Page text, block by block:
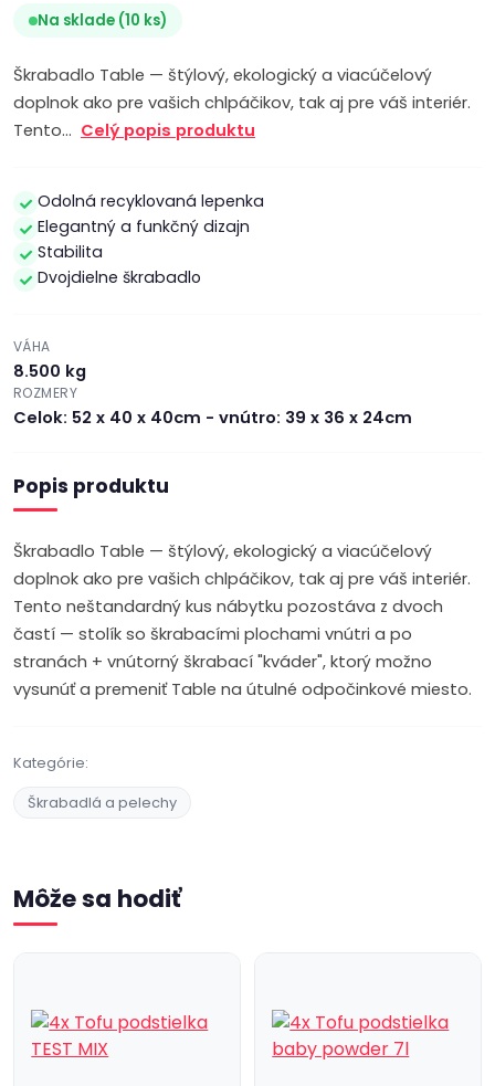
Na sklade (10 ks)
Škrabadlo Table — štýlový, ekologický a viacúčelový
doplnok ako pre vašich chlpáčikov, tak aj pre váš interiér.
Tento… Celý popis produktu
Odolná recyklovaná lepenka
Elegantný a funkčný dizajn
Stabilita
Dvojdielne škrabadlo
VÁHA
8.500 kg
ROZMERY
Celok: 52 x 40 x 40cm - vnútro: 39 x 36 x 24cm
Popis produktu
Škrabadlo Table — štýlový, ekologický a viacúčelový
doplnok ako pre vašich chlpáčikov, tak aj pre váš interiér.
Tento neštandardný kus nábytku pozostáva z dvoch
častí — stolík so škrabacími plochami vnútri a po
stranách + vnútorný škrabací "kváder", ktorý možno
vysunúť a premeniť Table na útulné odpočinkové miesto.
Kategórie:
Škrabadlá a pelechy
Môže sa hodiť